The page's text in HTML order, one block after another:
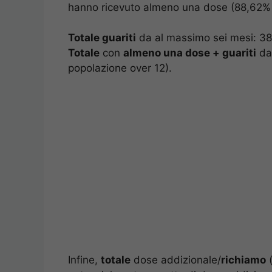
hanno ricevuto almeno una dose
Totale guariti da al massimo sei mesi:
Totale con almeno una dose + guariti
popolazione over 12).
Infine, totale dose addizionale/richiamo